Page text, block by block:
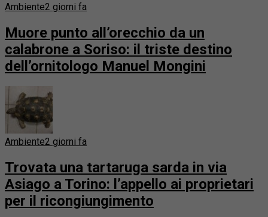
Ambiente2 giorni fa
Muore punto all’orecchio da un
calabrone a Soriso: il triste destino
dell’ornitologo Manuel Mongini
Ambiente2 giorni fa
Trovata una tartaruga sarda in via
Asiago a Torino: l’appello ai proprietari
per il ricongiungimento